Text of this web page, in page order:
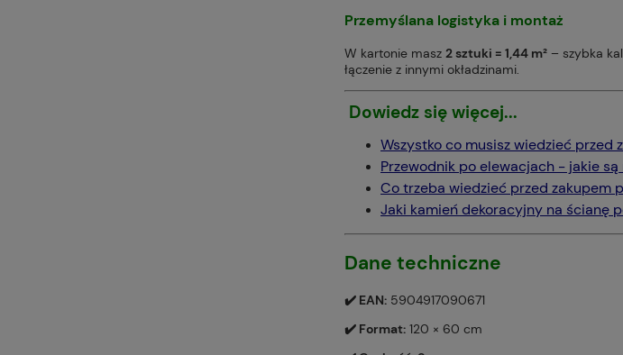
Przemyślana logistyka i montaż
W kartonie masz 2 sztuki = 1,44 m² – szybka
łączenie z innymi okładzinami.
Dowiedz się więcej...
Wszystko co musisz wiedzieć przed
Przewodnik po elewacjach - jakie
Co trzeba wiedzieć przed zakupem
Jaki kamień dekoracyjny na ścianę
Dane techniczne
✔️ EAN: 5904917090671
✔️ Format: 120 × 60 cm